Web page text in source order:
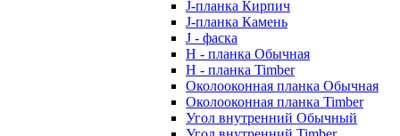
J-планка Кирпич
J-планка Камень
J - фаска
Н - планка Обычная
Н - планка Timber
Околооконная планка Обычная
Околооконная планка Timber
Угол внутренний Обычный